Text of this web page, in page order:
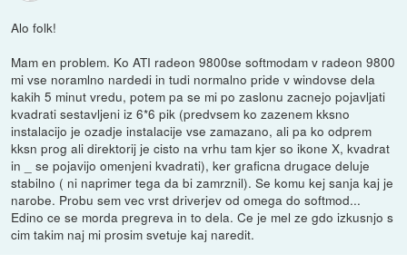
Alo folk!
Mam en problem. Ko ATI radeon 9800se softmodam v radeon 9800
mi vse noramlno nardedi in tudi normalno pride v windovse dela
kakih 5 minut vredu, potem pa se mi po zaslonu zacnejo pojavljati
kvadrati sestavljeni iz 6*6 pik (predvsem ko zazenem kksno
instalacijo je ozadje instalacije vse zamazano, ali pa ko odprem
kksn prog ali direktorij je cisto na vrhu tam kjer so ikone X, kvadrat
in _ se pojavijo omenjeni kvadrati), ker graficna drugace deluje
stabilno ( ni naprimer tega da bi zamrznil). Se komu kej sanja kaj je
narobe. Probu sem vec vrst driverjev od omega do softmod...
Edino ce se morda pregreva in to dela. Ce je mel ze gdo izkusnjo s
cim takim naj mi prosim svetuje kaj naredit.